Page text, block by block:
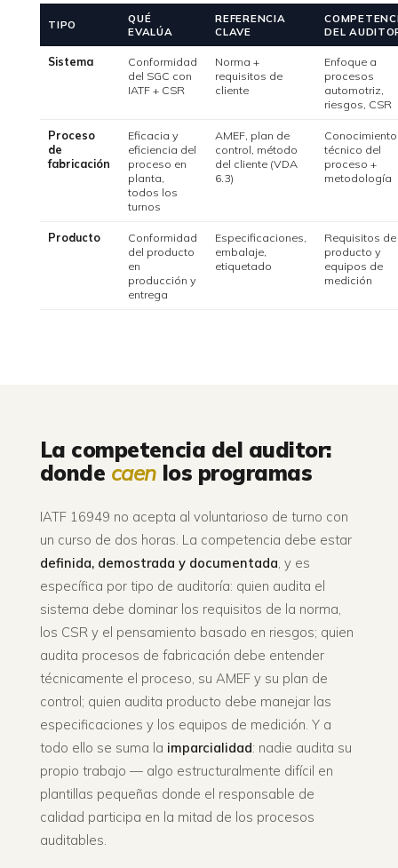
TIPO
QUÉ
EVALÚA
REFERENCIA
CLAVE
DEL
Sistema
Conformidad
del SGC con
IATF + CSR
Norma +
requisitos de
cliente
Enfoque a
procesos
automotriz,
riesgos, CSR
Proceso
de
fabricación
Eficacia y
eficiencia del
proceso en
planta,
todos los
turnos
AMEF, plan de
control, método
del cliente (VDA
6.3)
Conocimiento
técnico del
proceso +
metodología
Producto
Conformidad
del producto
en
producción y
entrega
Especificaciones,
embalaje,
etiquetado
Requisitos de
producto y
equipos de
medición
La competencia del auditor:
donde caen los programas
IATF 16949 no acepta al voluntarioso de turno con
un curso de dos horas. La competencia debe estar
definida, demostrada y documentada , y es
específica por tipo de auditoría: quien audita el
sistema debe dominar los requisitos de la norma,
los CSR y el pensamiento basado en riesgos; quien
audita procesos de fabricación debe entender
técnicamente el proceso, su AMEF y su plan de
control; quien audita producto debe manejar las
especificaciones y los equipos de medición. Y a
todo ello se suma la imparcialidad: nadie audita su
propio trabajo — algo estructuralmente difícil en
plantillas pequeñas donde el responsable de
calidad participa en la mitad de los procesos
auditables.